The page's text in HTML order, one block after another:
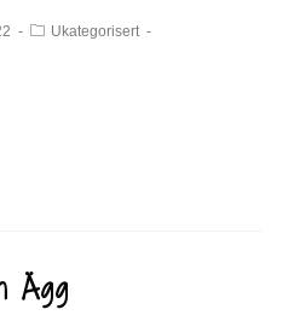
Ukategorisert
Ägg